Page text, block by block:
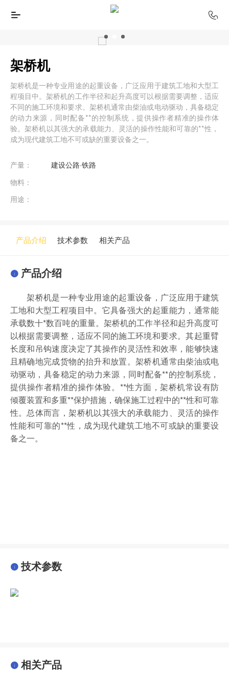
架桥机
架桥机是一种专业用途的起重设备，广泛应用于建筑工地和大型工
程项目中。架桥机的工作半径和起升高度可以根据需要调整，适应
不同的施工环境和要求。架桥机通常由柴油或电动驱动，具备稳定
的动力来源，同时配备**的控制系统，提供操作者精准的操作体
验。架桥机以其强大的承载能力、灵活的操作性能和可靠的**性，
成为现代建筑工地不可或缺的重要设备之一。
产量：
建设公路·铁路
物料：
用途：
产品介绍 技术参数 相关产品
产品介绍
架桥机是一种专业用途的起重设备，广泛应用于建筑
工地和大型工程项目中。它具备强大的起重能力，通常能
承载数十*数百吨的重量。架桥机的工作半径和起升高度可
以根据需要调整，适应不同的施工环境和要求。其起重臂
长度和吊钩速度决定了其操作的灵活性和效率，能够快速
且精确地完成货物的抬升和放置。架桥机通常由柴油或电
动驱动，具备稳定的动力来源，同时配备**的控制系统，
提供操作者精准的操作体验。**性方面，架桥机常设有防
倾覆装置和多重**保护措施，确保施工过程中的**性和可靠
性。总体而言，架桥机以其强大的承载能力、灵活的操作
性能和可靠的**性，成为现代建筑工地不可或缺的重要设
备之一。
技术参数
相关产品